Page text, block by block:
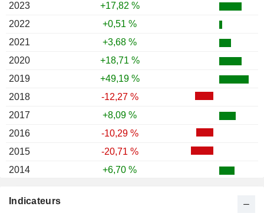
Indicateurs
2023
+17,82 %
2022
+0,51 %
2021
+3,68 %
2020
+18,71 %
2019
+49,19 %
2018
-12,27 %
2017
+8,09 %
2016
-10,29 %
2015
-20,71 %
2014
+6,70 %
2012